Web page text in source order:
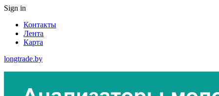
Sign in
Контакты
Лента
Карта
longtrade.by